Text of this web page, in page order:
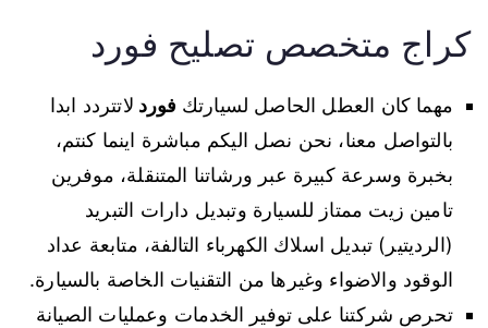
كراج متخصص تصليح فورد
مهما كان العطل الحاصل لسيارتك فورد لاتتردد ابدا
بالتواصل معنا، نحن نصل اليكم مباشرة اينما كنتم،
بخبرة وسرعة كبيرة عبر ورشاتنا المتنقلة، موفرين
تامين زيت ممتاز للسيارة وتبديل دارات التبريد
(الرديتير) تبديل اسلاك الكهرباء التالفة، متابعة عداد
الوقود والاضواء وغيرها من التقنيات الخاصة بالسيارة.
تحرص شركتنا على توفير الخدمات وعمليات الصيانة